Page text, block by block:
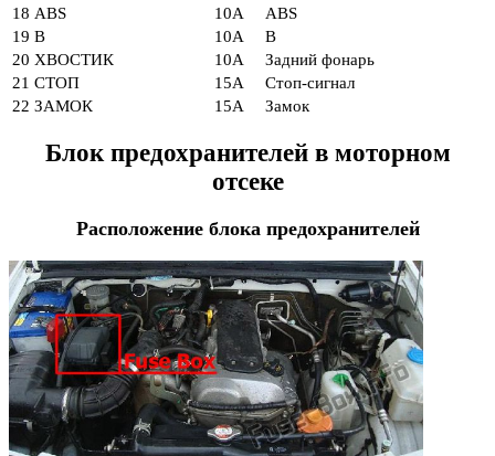
18 ABS 10А
ABS
19 В 10А
В
20 ХВОСТИК 10А
Задний фонарь
21 СТОП 15А
Стоп-сигнал
22 ЗАМОК 15А Замок
Блок предохранителей в моторном
отсеке
Расположение блока предохранителей